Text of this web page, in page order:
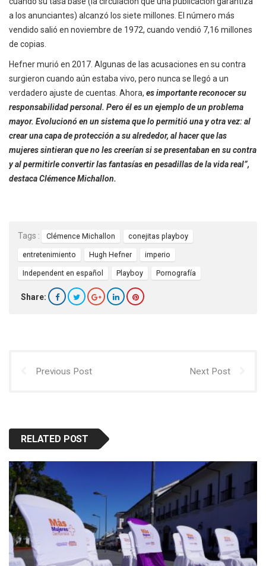
a los anunciantes) alcanzó los siete millones. El número más
vendido salió en noviembre de 1972, cuando vendió 7,16 millones
de copias.
Hefner murió en 2017. Algunas de las acusaciones en su contra
surgieron cuando aún estaba vivo, pero nunca se llegó a un
verdadero ajuste de cuentas. Ahora, es importante reconocer su
responsabilidad personal. Pero él es un ejemplo de un problema
mayor. Evolucionó en un sistema que lo permitió una y otra vez: al
crear una capa de protección a su alrededor, al hacer que las
mujeres sintieran que no les creerían si se presentaban en su contra
y al permitirle convertir las fantasías en pesadillas de la vida real”,
destaca Clémence Michallon.
Tags : Clémence Michallon conejitas playboy
entretenimiento Hugh Hefner imperio
Independent en español Playboy Pornografía
Share:
Previous Post Next Post
RELATED POST